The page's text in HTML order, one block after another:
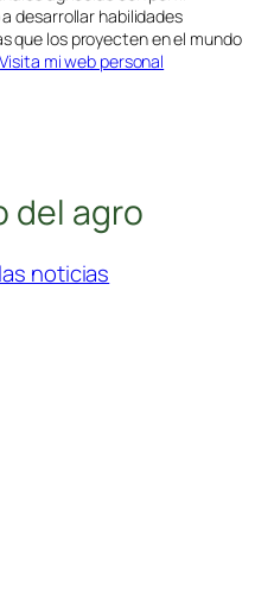
desarrollar habilidades
que los proyecten en el mundo
Visita mi web personal
del agro
noticias